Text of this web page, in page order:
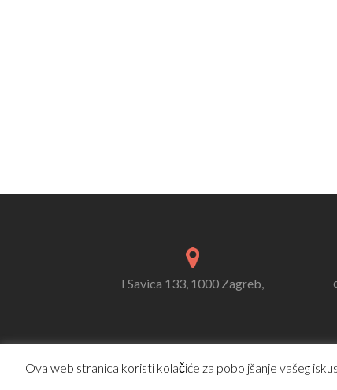
I Savica 133, 1000 Zagreb,
Ova web stranica koristi kolačiće za poboljšanje vašeg